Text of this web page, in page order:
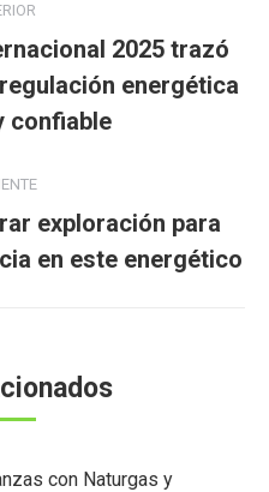
Publicación
anterior:
2025 trazó
energética
confiable
siguiente:
exploración para
en este energético
con Naturgas y